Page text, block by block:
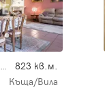
823 кв.м.
Къща/Вила